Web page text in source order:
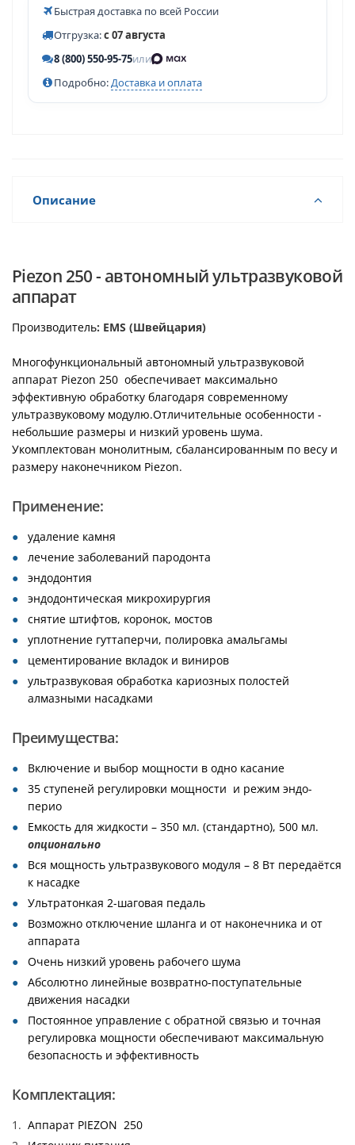
Быстрая доставка по всей России
Отгрузка:с 07 августа
8 (800) 550-95-75или
Подробно:Доставка и оплата
Описание
Piezon 250 - автономный ультразвуковой
аппарат
Производитель: EMS (Швейцария)
Многофункциональный автономный ультразвуковой
аппарат Piezon 250 обеспечивает максимально
эффективную обработку благодаря современному
ультразвуковому модулю.Отличительные особенности -
небольшие размеры и низкий уровень шума.
Укомплектован монолитным, сбалансированным по весу и
размеру наконечником Piezon.
Применение:
удаление камня
лечение заболеваний пародонта
эндодонтия
эндодонтическая микрохирургия
снятие штифтов, коронок, мостов
уплотнение гуттаперчи, полировка амальгамы
цементирование вкладок и виниров
ультразвуковая обработка кариозных полостей
алмазными насадками
Преимущества:
Включение и выбор мощности в одно касание
35 ступеней регулировки мощности и режим эндо-
перио
Емкость для жидкости – 350 мл. (стандартно), 500 мл.
опционально
Вся мощность ультразвукового модуля – 8 Вт передаётся
к насадке
Ультратонкая 2-шаговая педаль
Возможно отключение шланга и от наконечника и от
аппарата
Очень низкий уровень рабочего шума
Абсолютно линейные возвратно-поступательные
движения насадки
Постоянное управление с обратной связью и точная
регулировка мощности обеспечивают максимальную
безопасность и эффективность
Комплектация:
Аппарат PIEZON 250